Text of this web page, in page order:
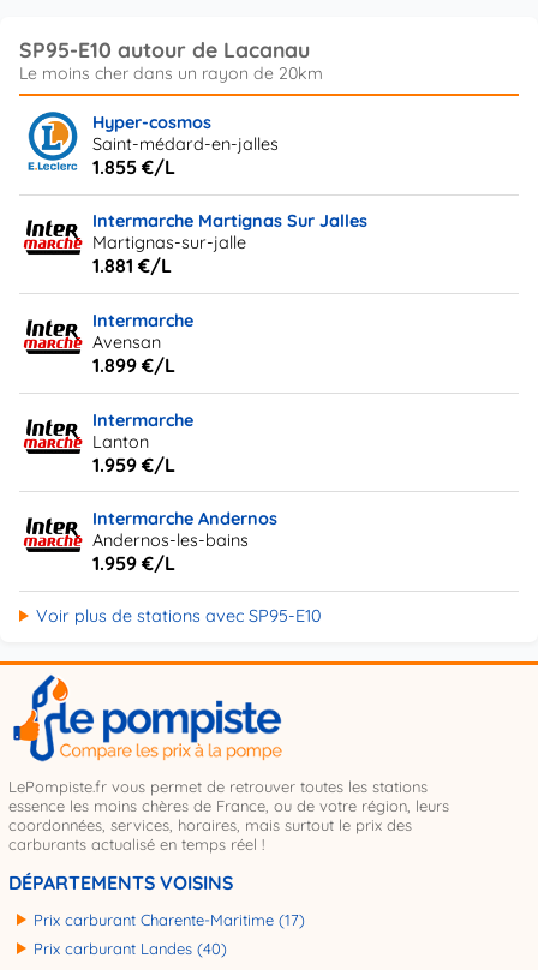
SP95-E10 autour de Lacanau
Hyper-cosmos
Saint-médard-en-jalles
1.855 €/L
Intermarche Martignas Sur Jalles
Martignas-sur-jalle
1.881 €/L
Intermarche
Avensan
1.899 €/L
Intermarche
Lanton
1.959 €/L
Intermarche Andernos
Andernos-les-bains
1.959 €/L
Voir plus de stations avec SP95-E10
LePompiste.fr vous permet de retrouver toutes les stations
essence les moins chères de France, ou de votre région, leurs
coordonnées, services, horaires, mais surtout le prix des
carburants actualisé en temps réel !
DÉPARTEMENTS VOISINS
Prix carburant Charente-Maritime (17)
Prix carburant Landes (40)